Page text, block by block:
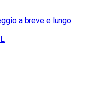
a breve e lungo